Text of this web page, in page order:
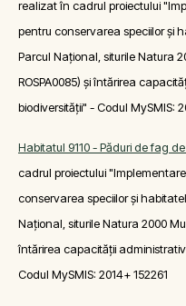
realizat în cadrul proiectului
pentru conservarea speciilor și
Parcul Național, siturile Natura
ROSPA0085) și întărirea
biodiversității" - Codul MySMIS:
Habitatul 9110 - Păduri de fag
cadrul proiectului
conservarea speciilor și
Național, siturile Natura 2000
întărirea capacității
Codul MySMIS: 2014+ 152261